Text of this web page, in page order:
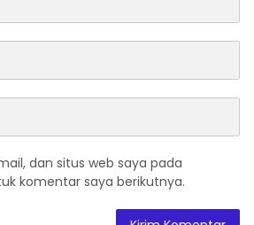
dan situs web saya pada
komentar saya berikutnya.